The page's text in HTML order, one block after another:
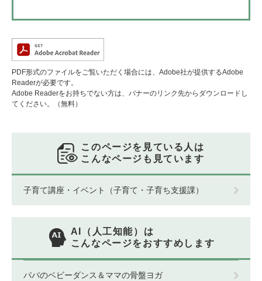
PDF形式のファイルをご覧いただく場合には、Adobe社が提供するAdobe
Readerが必要です。
Adobe Readerをお持ちでない方は、バナーのリンク先からダウンロードし
てください。（無料）
このページを見ている人は
こんなページも見ています
子育て講座・イベント（子育て・子育ち支援課）
AI（人工知能）は
こんなページをおすすめします
パパのベビーダンス＆ママの骨盤ヨガ